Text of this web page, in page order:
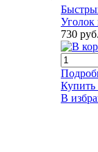
730 руб.
Купить
В